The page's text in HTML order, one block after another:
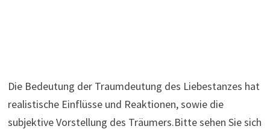
Die Bedeutung der Traumdeutung des Liebestanzes hat
realistische Einflüsse und Reaktionen, sowie die
subjektive Vorstellung des Träumers.Bitte sehen Sie sich